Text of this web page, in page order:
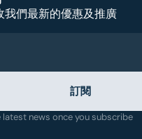
我們最新的優惠及推廣
訂閱
latest news once you subscribe